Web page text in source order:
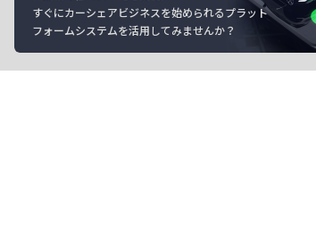
すぐにカーシェアビジネスを始められるプラット
フォームシステムを活用してみませんか？